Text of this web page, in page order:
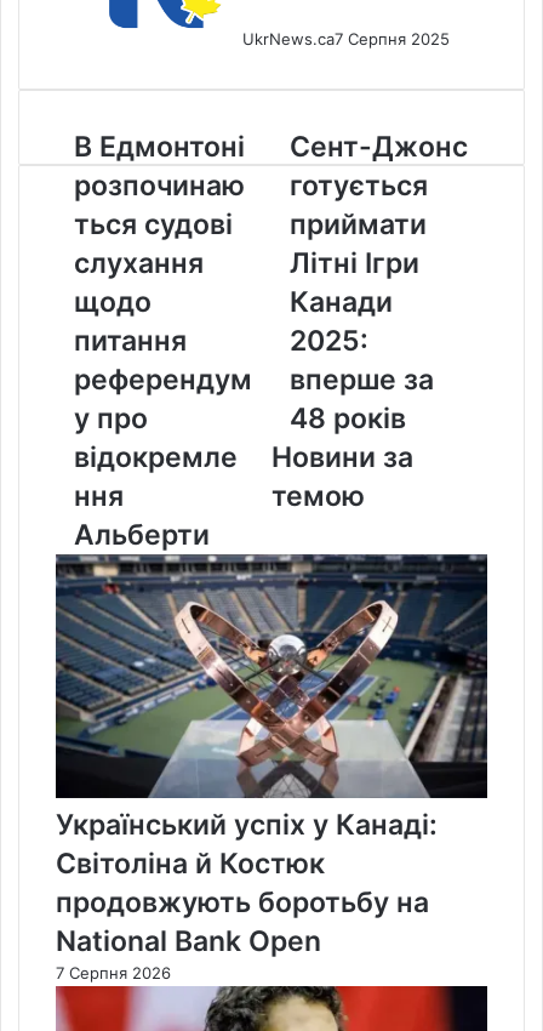
UkrNews.ca7 Серпня 2025
В
Едмонтоні
розпочинаються
судові
слухання
щодо
референдуму
про
відокремлення
Альберти
В Едмонтоні
розпочинаю
ться судові
слухання
щодо
питання
референдум
у про
відокремле
ння
Альберти
Сент-
Джонс
готується
приймати
Літні
Ігри
Канади
2025:
вперше
48
років
Сент-Джонс
готується
приймати
Літні Ігри
Канади
2025:
вперше за
48 років
Новини за
темою
Український успіх у Канаді:
Світоліна й Костюк
продовжують боротьбу на
National Bank Open
7 Серпня 2026